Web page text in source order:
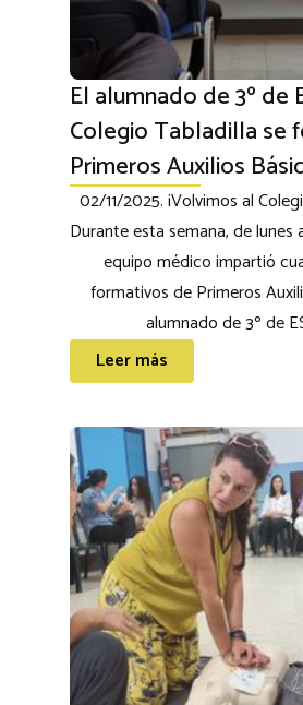
El alumnado de 3º de
Colegio Tabladilla se
Primeros Auxilios
02/11/2025. ¡Volvimos al
Durante esta semana, de lunes
equipo médico impartió
formativos de Primeros
alumnado de 3º de
Leer más